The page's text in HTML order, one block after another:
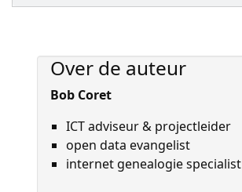
Over de auteur
Bob Coret
ICT adviseur & projectleider
open data evangelist
internet genealogie specialist